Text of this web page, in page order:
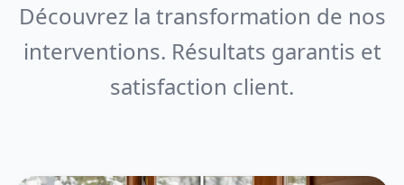
Découvrez la transformation de nos
interventions. Résultats garantis et
satisfaction client.